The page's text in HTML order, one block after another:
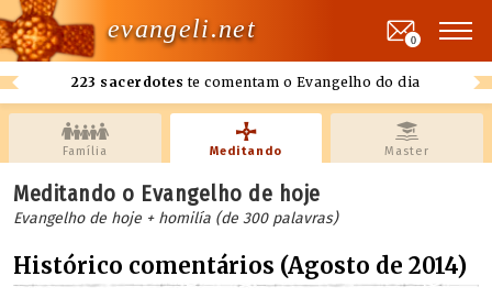
evangeli.net
223 sacerdotes te comentam o Evangelho do dia
0
Família Meditando Master
Meditando o Evangelho de hoje
Evangelho de hoje + homilía (de 300 palavras)
Histórico comentários (Agosto de 2014)